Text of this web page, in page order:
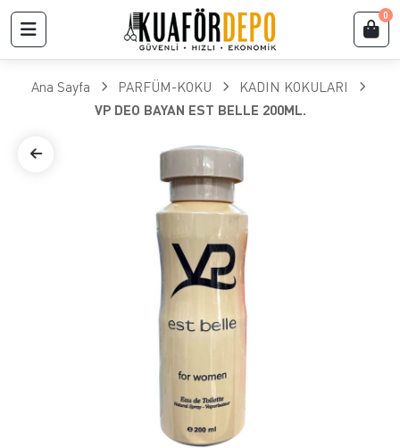
0
Ana Sayfa PARFÜM-KOKU
KADIN KOKULARI
VP DEO BAYAN EST BELLE 200ML.